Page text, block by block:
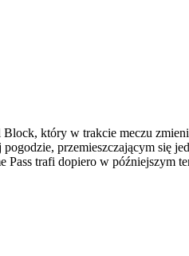
który w trakcie meczu
przemieszczającym się
Pass trafi dopiero w późniejszym